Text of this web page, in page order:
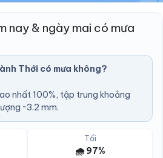
nay & ngày mai có mưa
Thới có mưa không?
nhất 100%, tập trung khoảng
~3.2 mm.
Tối
🌧️ 97%